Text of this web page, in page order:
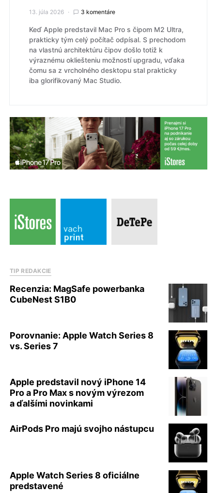
13. júla 2026 3 komentáre
Keď Apple predstavil Mac Pro s čipom M2 Ultra,
prakticky tým celý počítač odpísal. S prechodom
na vlastnú architektúru čipov došlo totiž k
výraznému okliešteniu možností upgradu, vďaka
čomu sa z vrcholného desktopu stal prakticky
iba glorifikovaný Mac Studio.
TIP REDAKCIE
Recenzia: MagSafe powerbanka
CubeNest S1B0
Porovnanie: Apple Watch Series 8
vs. Series 7
Apple predstavil nový iPhone 14
Pro a Pro Max s novým výrezom
a ďalšími novinkami
AirPods Pro majú svojho nástupcu
Apple Watch Series 8 oficiálne
predstavené